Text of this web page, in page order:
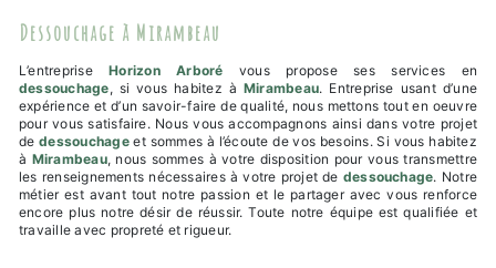
dessouchage à Mirambeau
L’entrepriseHorizon Arboré vous propose ses services en
dessouchage, si vous habitez à Mirambeau. Entreprise usant d’une
expérience et d’un savoir-faire de qualité, nous mettons tout en oeuvre
pour vous satisfaire. Nous vous accompagnons ainsi dans votre projet
dedessouchageet sommes à l’écoute de vos besoins. Si vous habitez
à Mirambeau, nous sommes à votre disposition pour vous transmettre
les renseignements nécessaires à votre projet de dessouchage. Notre
métier est avant tout notre passion et le partager avec vous renforce
encore plus notre désir de réussir. Toute notre équipe est qualifiée et
travaille avec propreté et rigueur.